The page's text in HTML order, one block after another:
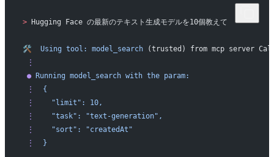
> Hugging Face の最新のテキスト生成モデルを10個教えて
🛠️
  Using
tool: model_search (trusted) from mcp server
⋮
● Running model_search with the param:
⋮
  {
⋮
    "limit":
10,
⋮
    "task":
"text-generation",
⋮
    "sort":
"createdAt"
⋮
  }